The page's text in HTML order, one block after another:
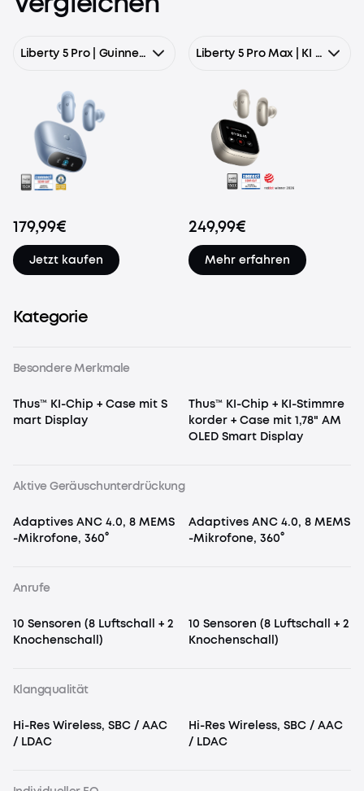
Liberty 5 Pro | Guinness-Rekord für klare Telefonate, 360° ANC 4.0, Dolby Atmos
179,99€
Jetzt kaufen
Liberty 5 Pro Max | KI Kopfhörer mit Smart Display & KI-Notizassistent
249,99€
Mehr erfahren
Kategorie
Besondere Merkmale
Thus™ KI-Chip + Case mit S
mart Display
Thus™ KI-Chip + KI-Stimmre
korder + Case mit 1,78" AM
OLED Smart Display
Aktive Geräuschunterdrückung
Adaptives ANC 4.0, 8 MEMS
-Mikrofone, 360°
Adaptives ANC 4.0, 8 MEMS
-Mikrofone, 360°
Anrufe
10 Sensoren (8 Luftschall + 2
Knochenschall)
10 Sensoren (8 Luftschall + 2
Knochenschall)
Klangqualität
Hi-Res Wireless, SBC / AAC
/ LDAC
Hi-Res Wireless, SBC / AAC
/ LDAC